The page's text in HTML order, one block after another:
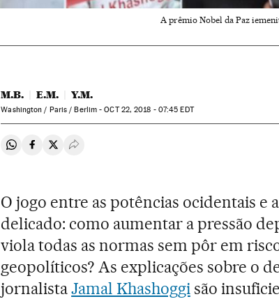
A prêmio Nobel da Paz
M.B. E.M. Y.M.
Washington / Paris / Berlim -OCT22, 2018 - 07:45 EDT
Compartir en Whatsapp
Compartir en Facebook
Compartir en Twitter
Desplegar Redes Sociales
O jogo entre as potências ocidentais e
delicado: como aumentar a pressão
viola todas as normas sem pôr em
geopolíticos? As explicações sobre o
jornalistaJamal Khashoggisão